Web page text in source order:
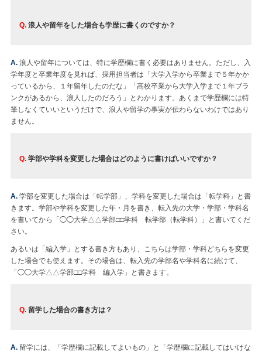
Q. 浪人や留年をした場合も学歴に書くのですか？
A. 浪人や留年については、特に学歴欄に書く必要はありません。ただし、入
学年度と卒業年度を見れば、採用担当者は「大学入学から卒業まで５年かか
っているから、１年留年したのだな」「高校卒業から大学入学まで１年ブラ
ンクがあるから、浪人したのだろう」とわかります。あくまで学歴欄には特
筆しなくていいというだけで、浪人や留学の事実が伝わらないわけではあり
ません。
Q. 学部や学科を変更した場合はどのように書けばいいですか？
A. 学部を変更した場合は「転学部」、学科を変更した場合は「転学科」と書
きます。学部や学科を変更した年・月を書き、転入先の大学・学部・学科名
を書いてから「◯◯大学△△学部□□学科 転学部（転学科）」と書いてくだ
さい。
あるいは「編入学」とする書き方もあり、こちらは学部・学科どちらを変更
した場合でも使えます。その場合は、転入先の学部名や学科名に続けて、
「◯◯大学△△学部□□学科 編入学」と書きます。
Q. 留学した場合の書き方は？
A. 留学には、「学歴欄に記載してよいもの」と「学歴欄に記載してはいけな